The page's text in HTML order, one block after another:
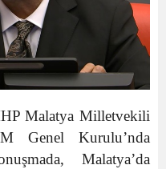
Malatya Milletvekili
Genel Kurulu’nda
Malatya’da